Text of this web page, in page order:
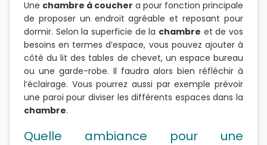
Une chambre à coucher a pour fonction principale
de proposer un endroit agréable et reposant pour
dormir. Selon la superficie de la chambre et de vos
besoins en termes d’espace, vous pouvez ajouter à
côté du lit des tables de chevet, un espace bureau
ou une garde-robe. Il faudra alors bien réfléchir à
l’éclairage. Vous pourrez aussi par exemple prévoir
une paroi pour diviser les différents espaces dans la
chambre.
Quelle ambiance pour une